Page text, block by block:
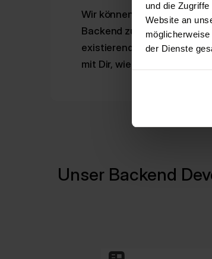
und die
Website an
der Dienste
Wir können Dir ebenfalls
Backend zu optimieren.
existierende Backend-
mit Dir, wie diese verbessert
Unser Backend